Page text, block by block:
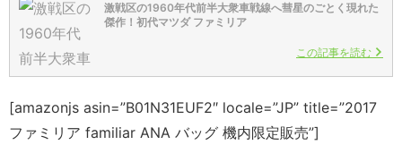
激戦区の1960年代前半大衆車戦線へ彗星のごとく現れた
傑作！初代マツダ ファミリア
この記事を読む
[amazonjs asin=”B01N31EUF2″ locale=”JP” title=”2017
ファミリア familiar ANA バッグ 機内限定販売”]